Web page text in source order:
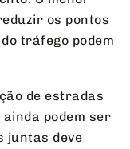
os pontos
tráfego podem
de estradas
podem ser
juntas deve